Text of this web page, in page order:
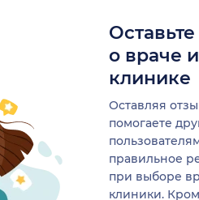
о враче
клинике
Оставляя
помогаете
правильное
при выборе
клиники.